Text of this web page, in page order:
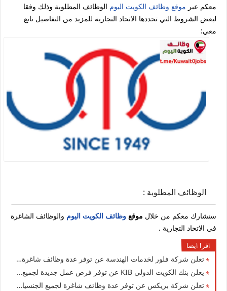
معكم عبر موقع وظائف الكويت اليوم الوظائف المطلوبة وذلك وفقا
لبعض الشروط التي تحددها الاتحاد التجارية للمزيد من التفاصيل تابع
معي:
الوظائف المطلوبة :
سنشارك معكم من خلال موقع وظائف الكويت اليوم والوظائف الشاغرة
في الاتحاد التجارية .
اقرا ايضا
تعلن شركة فلور لخدمات الهندسة عن توفر عدة وظائف شاغرة جديدة في مختلف التخصصات في الكويت
يعلن بنك الكويت الدولي KIB عن توفر فرص عمل جديدة لجميع الجنسيات بمزايا عالية
تعلن شركة بريكس عن توفر عدة وظائف شاغرة لجميع الجنسيات بمزايا ورواتب عالية في الكويت